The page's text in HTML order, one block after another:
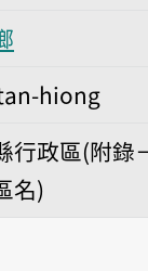
hiong
行政區(附錄
名)